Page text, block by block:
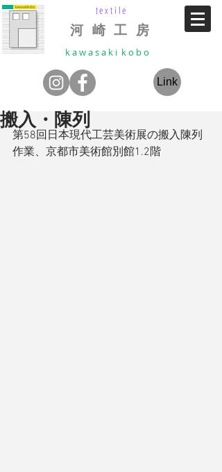
textile
河 崎 工 房
k a w a s a k i k o b o
Link
搬入・陳列
第58回日本現代工芸美術展の搬入陳列
作業、京都市美術館別館1.2階